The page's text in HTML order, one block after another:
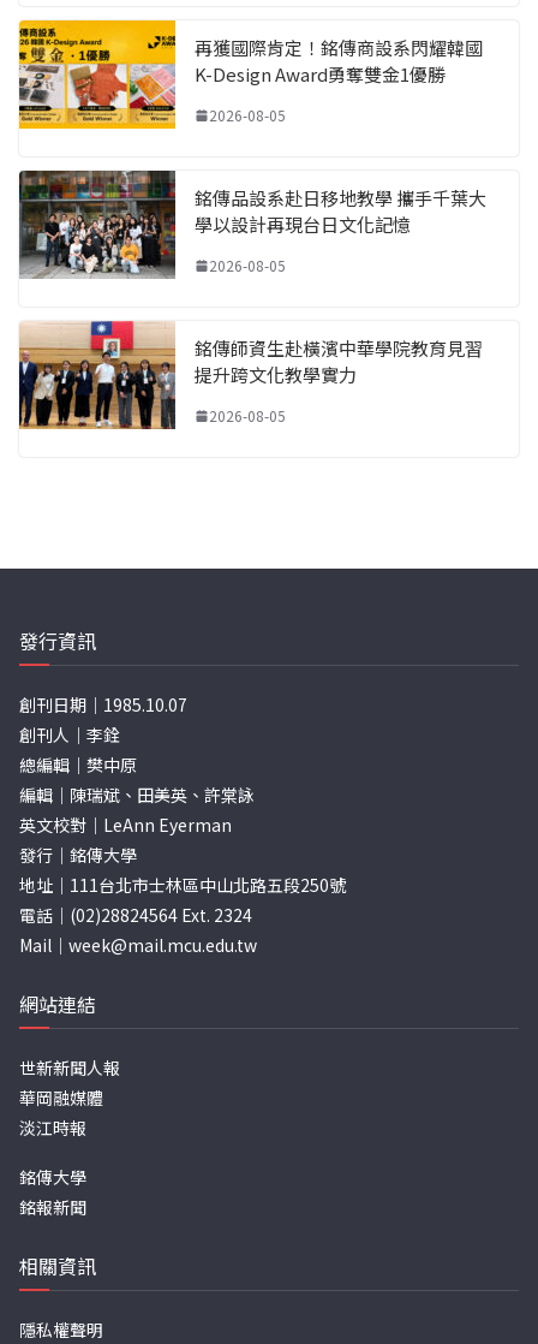
再獲國際肯定！銘傳商設系閃耀韓國
K-Design Award勇奪雙金1優勝
2026-08-05
銘傳品設系赴日移地教學 攜手千葉大
學以設計再現台日文化記憶
2026-08-05
銘傳師資生赴橫濱中華學院教育見習
提升跨文化教學實力
2026-08-05
發行資訊
創刊日期｜1985.10.07
創刊人｜李銓
總編輯｜樊中原
編輯｜陳瑞斌、田美英、許棠詠
英文校對｜LeAnn Eyerman
發行｜銘傳大學
地址｜111台北市士林區中山北路五段250號
電話｜(02)28824564 Ext. 2324
Mail｜ week@mail.mcu.edu.tw
網站連結
世新新聞人報
華岡融媒體
淡江時報
銘傳大學
銘報新聞
相關資訊
隱私權聲明